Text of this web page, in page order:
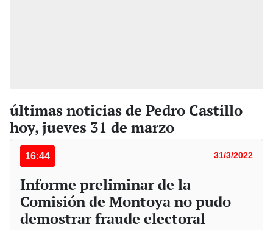
últimas noticias de Pedro Castillo
hoy, jueves 31 de marzo
16:44 31/3/2022
Informe preliminar de la
Comisión de Montoya no pudo
demostrar fraude electoral